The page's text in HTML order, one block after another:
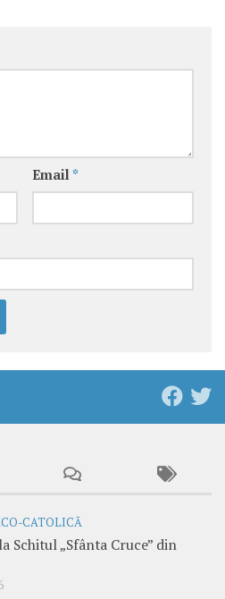
Email *
CATOLICĂ
Schitul „Sfânta Cruce” din